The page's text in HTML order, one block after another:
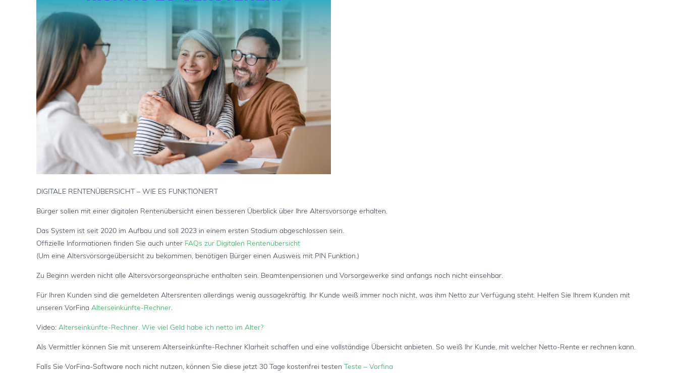
DIGITALE RENTENÜBERSICHT – WIE ES FUNKTIONIERT
Bürger sollen mit einer digitalen Rentenübersicht einen besseren Überblick über Ihre Altersvorsorge erhalten.
Das System ist seit 2020 im Aufbau und soll 2023 in einem ersten Stadium abgeschlossen sein.
Offizielle Informationen finden Sie auch unter FAQs zur Digitalen Rentenübersicht
(Um eine Altersvorsorgeübersicht zu bekommen, benötigen Bürger einen Ausweis mit PIN Funktion.)
Zu Beginn werden nicht alle Altersvorsorgeansprüche enthalten sein. Beamtenpensionen und Vorsorgewerke sind anfangs noch nicht einsehbar.
Für Ihren Kunden sind die gemeldeten Altersrenten allerdings wenig aussagekräftig. Ihr Kunde weiß immer noch nicht, was ihm Netto zur Verfügung steht. Helfen Sie Ihrem Kunden mit
unseren VorFina Alterseinkünfte-Rechner.
Video: Alterseinkünfte-Rechner. Wie viel Geld habe ich netto im Alter?
Als Vermittler können Sie mit unserem Alterseinkünfte-Rechner Klarheit schaffen und eine vollständige Übersicht anbieten. So weiß Ihr Kunde, mit welcher Netto-Rente er rechnen kann.
Falls Sie VorFina-Software noch nicht nutzen, können Sie diese jetzt 30 Tage kostenfrei testen Teste – Vorfina